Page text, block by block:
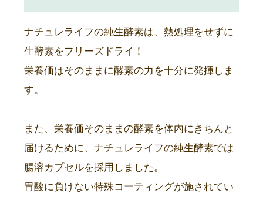
ナチュレライフの純生酵素は、熱処理をせずに
生酵素をフリーズドライ！
栄養価はそのままに酵素の力を十分に発揮しま
す。
また、栄養価そのままの酵素を体内にきちんと
届けるために、ナチュレライフの純生酵素では
腸溶カプセルを採用しました。
胃酸に負けない特殊コーティングが施されてい